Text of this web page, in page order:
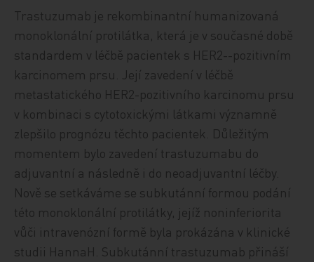
Trastuzumab je rekombinantní humanizovaná
monoklonální protilátka, která je v současné době
standardem v léčbě pacientek s HER2--pozitivním
karcinomem prsu. Její zavedení v léčbě
metastatického HER2-pozitivního karcinomu prsu
v kombinaci s cytotoxickými látkami významně
zlepšilo prognózu těchto pacientek. Důležitým
momentem bylo zavedení trastuzumabu do
adjuvantní a následně i do neoadjuvantní léčby.
Nově se setkáváme se subkutánní formou podání
této monoklonální protilátky, jejíž noninferiorita
vůči intravenózní formě byla prokázána v klinické
studii HannaH. Subkutánní trastuzumab přináší